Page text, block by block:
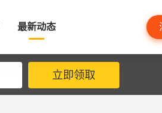
最新动态
立即领取